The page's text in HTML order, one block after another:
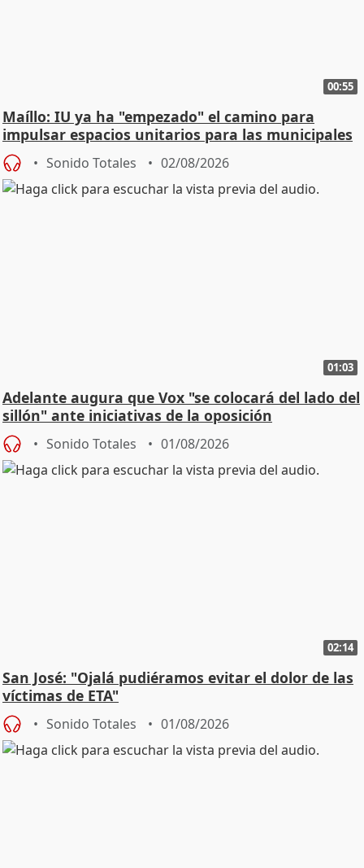
00:55
Maíllo: IU ya ha "empezado" el camino para
impulsar espacios unitarios para las municipales
Sonido Totales 02/08/2026
01:03
Adelante augura que Vox "se colocará del lado del
sillón" ante iniciativas de la oposición
Sonido Totales 01/08/2026
02:14
San José: "Ojalá pudiéramos evitar el dolor de las
víctimas de ETA"
Sonido Totales 01/08/2026